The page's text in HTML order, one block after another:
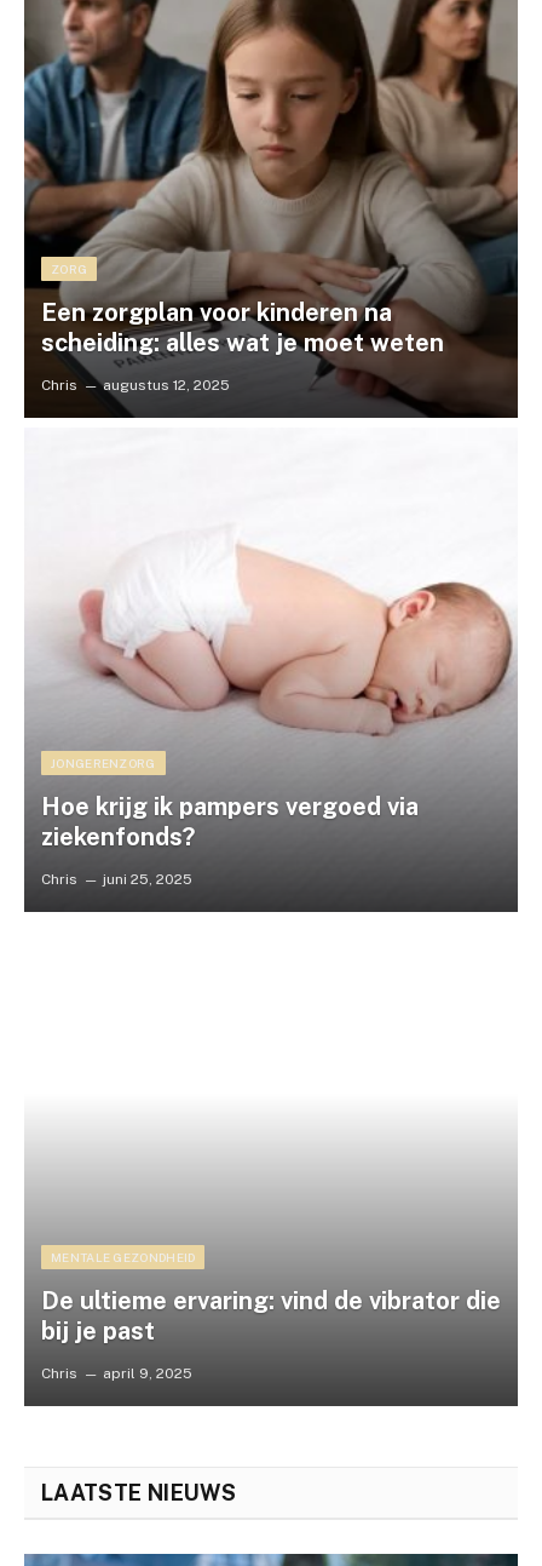
ZORG
Een zorgplan voor kinderen na
scheiding: alles wat je moet weten
Chris augustus 12, 2025
JONGERENZORG
Hoe krijg ik pampers vergoed via
ziekenfonds?
Chris juni 25, 2025
MENTALE GEZONDHEID
De ultieme ervaring: vind de vibrator die
bij je past
Chris april 9, 2025
LAATSTE NIEUWS